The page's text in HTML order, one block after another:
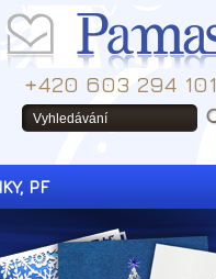
+420 603 294 101
PF